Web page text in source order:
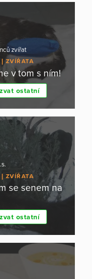
zvířat
ZVÍŘATA
v tom s ním!
ostatní
ZVÍŘATA
se senem na
ostatní